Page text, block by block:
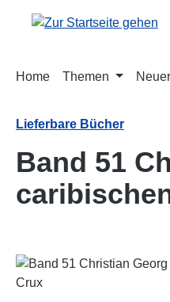
Hauptinhalt springen
Zur Suche springen
Zur Hauptnavigation
Home Themen
Lieferbare Bücher
Band 51